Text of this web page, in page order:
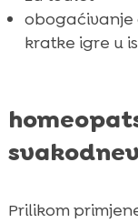
obogaćivanje
kratke igre u
Prilikom